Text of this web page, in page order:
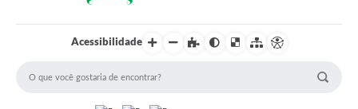
Acessibilidade